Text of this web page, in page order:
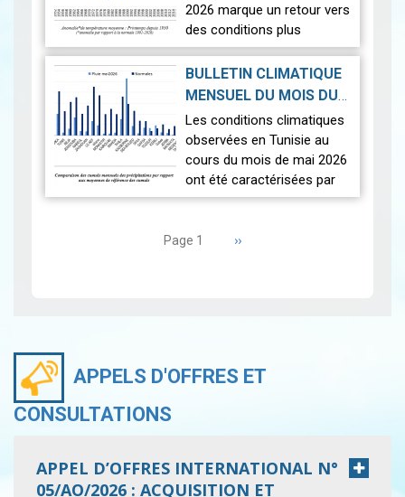
2026 marque un retour vers
des conditions plus
proches de la normale,
avec un léger excédent
thermique de +0,3 °c
Nous r…
BULLETIN CLIMATIQUE
MENSUEL DU MOIS DU
MAI 2026|2026-06-17
Les conditions climatiques
observées en Tunisie au
cours du mois de mai 2026
ont été caractérisées par
des températures proches
répartition spatiale
Page 1 Page
››
APPELS D'OFFRES ET
CONSULTATIONS
APPEL D’OFFRES INTERNATIONAL N°
05/AO/2026 : ACQUISITION ET